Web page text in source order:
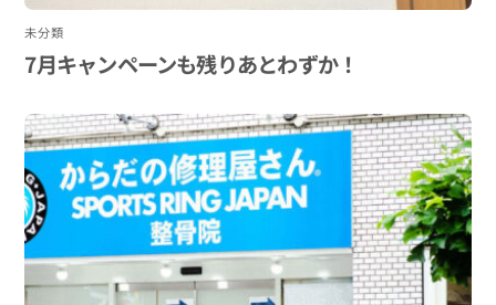
未分類
7月キャンペーンも残りあとわずか！